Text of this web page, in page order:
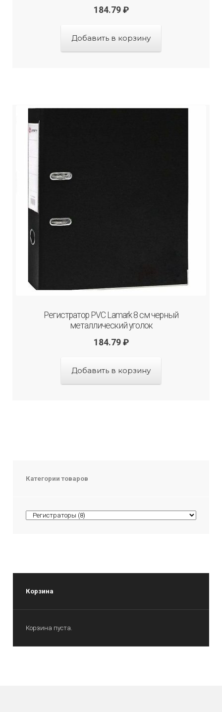
184.79 ₽
Добавить в корзину
Регистратор PVC Lamark 8 см черный
металлический уголок
184.79 ₽
Добавить в корзину
Категории товаров
Корзина
Корзина пуста.